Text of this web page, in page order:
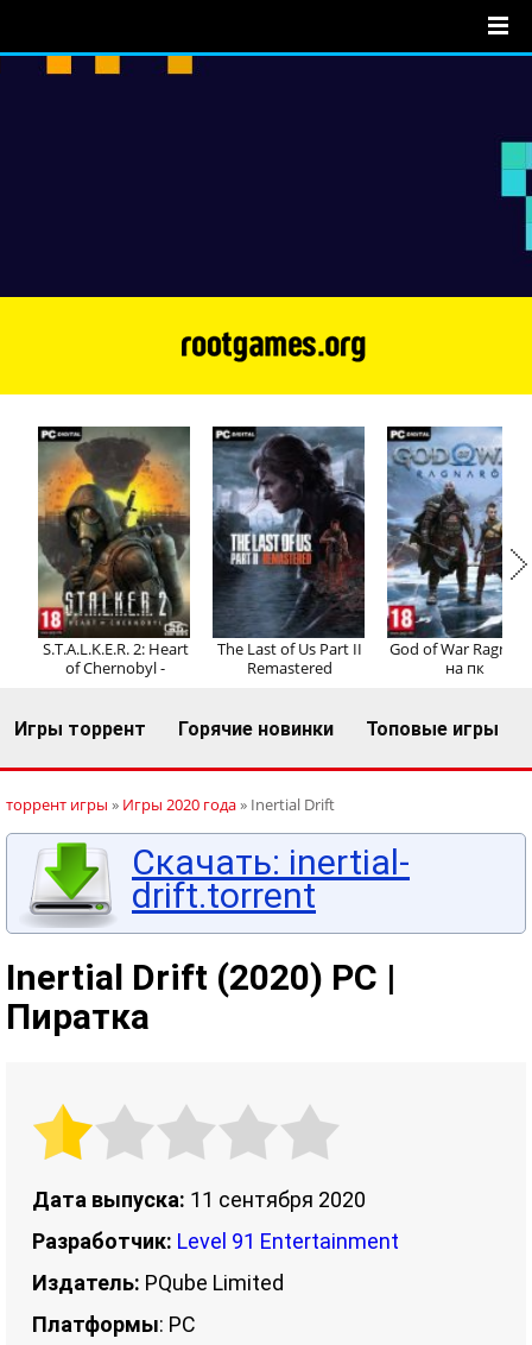
Регистрация Вход
S.T.A.L.K.E.R. 2: Heart
of Chernobyl -
The Last of Us Part II
Remastered
God of War
на пк
Игры торрент Горячие новинки Топовые игры
торрент игры » Игры 2020 года» Inertial Drift
Скачать: inertial-
drift.torrent
Inertial Drift (2020) PC |
Пиратка
Дата выпуска: 11 сентября 2020
Разработчик: Level 91 Entertainment
Издатель: PQube Limited
Платформы: PC